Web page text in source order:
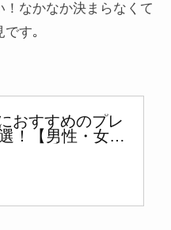
なかなか決まらなくて
です｡
おすすめのプレ
！【男性・女性